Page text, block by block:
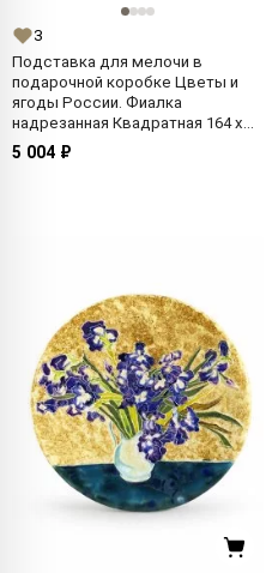
3
Подставка для мелочи в
подарочной коробке Цветы и
ягоды России. Фиалка
надрезанная Квадратная 164 x
164 мм.
5 004 ₽